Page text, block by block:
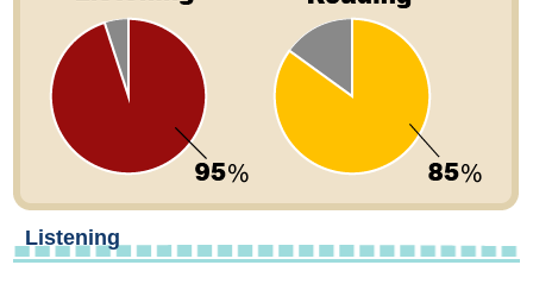
Listening